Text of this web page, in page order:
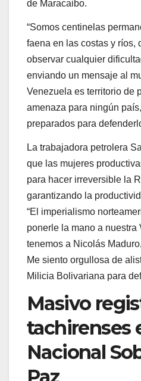
para hacer irreversible la
garantizando la
“El imperialismo
ponerle la mano a nuestra
tenemos a Nicolás
Me siento orgullosa de
Milicia Bolivariana para
Masivo
tachirenses
Nacional
Paz
Con 40 puntos de
la geografía tachirense y
participación, continuó el
Nacional Soberanía y
Milicia Nacional
Patria y lucho por mi
Eladio Ramírez, adulto